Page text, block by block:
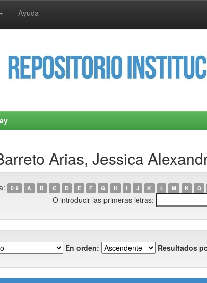
Ayuda
Arias, Jessica
0-9 A B C D E F G H I J K L M N O
O introducir las primeras letras:
En orden: Resultados